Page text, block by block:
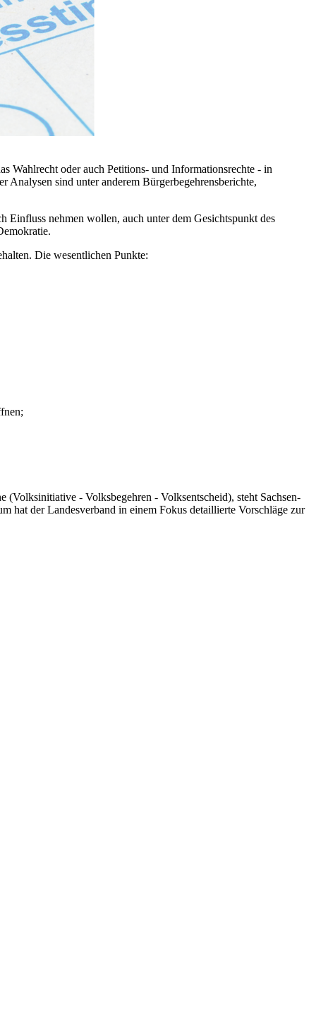
Wahlrecht oder auch Petitions- und Informationsrechte - in
sind unter anderem Bürgerbegehrensberichte,
Einfluss nehmen wollen, auch unter dem Gesichtspunkt des
Die wesentlichen Punkte:
- Volksbegehren - Volksentscheid), steht Sachsen-
hat der Landesverband in einem Fokus detaillierte Vorschläge zur